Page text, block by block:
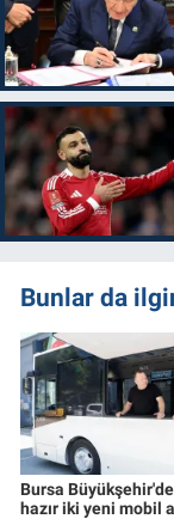
Bunlar da
Bursa
hazır iki yeni mobil